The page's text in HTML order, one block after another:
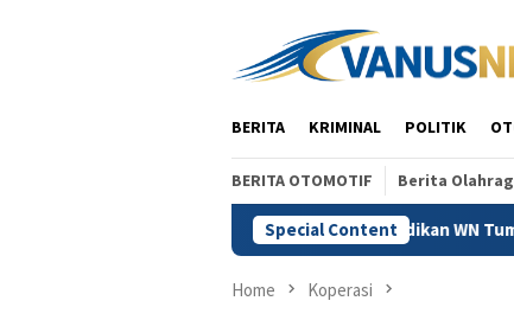
BERITA KRIMINAL POLITIK
BERITA OTOMOTIF Berita
Special Content
Vidi Batal Demi Hukum, Jangan Jadikan WN Tumbal Tegaknya
Home Koperasi